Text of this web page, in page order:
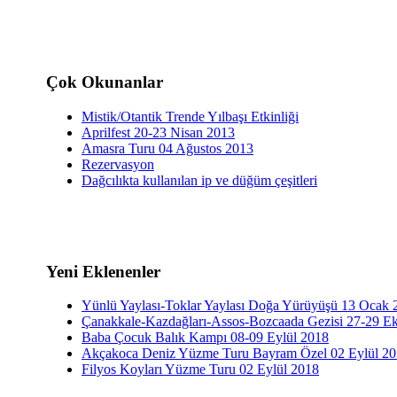
Çok Okunanlar
Mistik/Otantik Trende Yılbaşı Etkinliği
Aprilfest 20-23 Nisan 2013
Amasra Turu 04 Ağustos 2013
Rezervasyon
Dağcılıkta kullanılan ip ve düğüm çeşitleri
Yeni Eklenenler
Yünlü Yaylası-Toklar Yaylası Doğa Yürüyüşü 13 Ocak
Çanakkale-Kazdağları-Assos-Bozcaada Gezisi 27-29
Baba Çocuk Balık Kampı 08-09 Eylül 2018
Akçakoca Deniz Yüzme Turu Bayram Özel 02 Eylül
Filyos Koyları Yüzme Turu 02 Eylül 2018